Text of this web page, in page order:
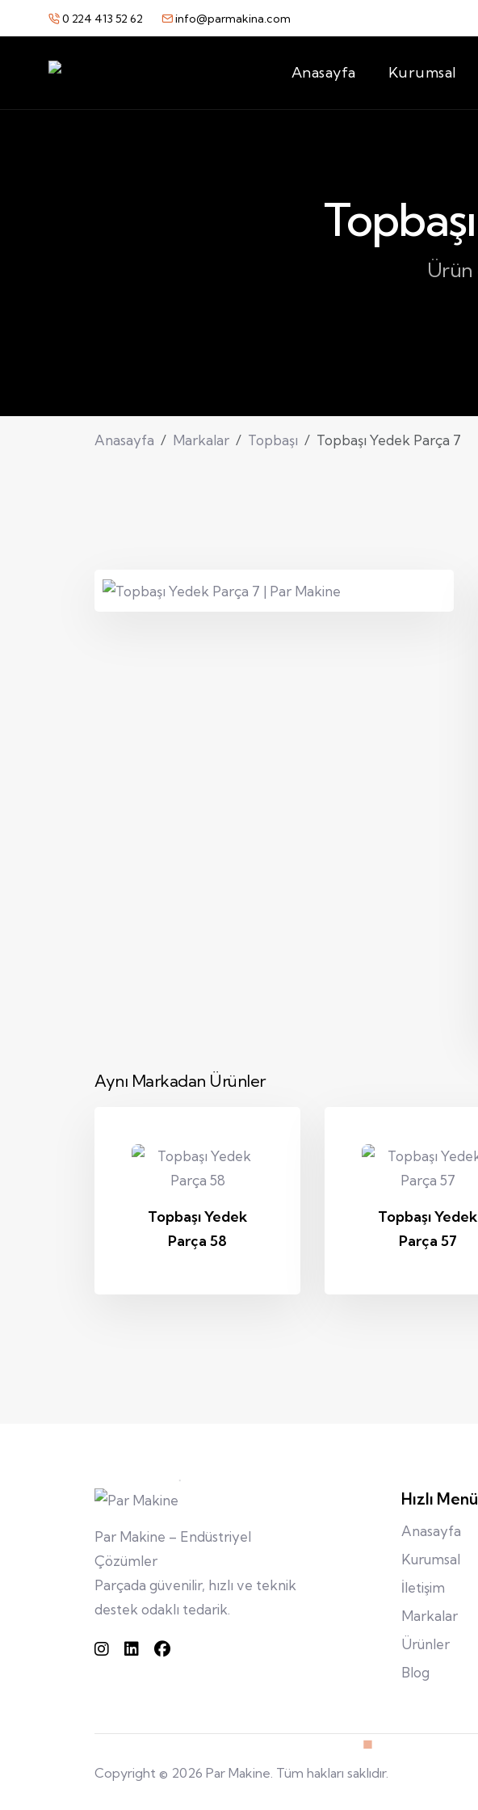
0 224 413 52 62 info@parmakina.com
Anasayfa Kurumsal
Ürün
Anasayfa Markalar Topbaşı Topbaşı Yedek Parça 7
Aynı Markadan Ürünler
Topbaşı Yedek
Parça 58
Topbaşı Yedek
Parça 57
Par Makine – Endüstriyel
Çözümler
Parçada güvenilir, hızlı ve teknik
destek odaklı tedarik.
Hızlı Menü
Anasayfa
Kurumsal
İletişim
Markalar
Ürünler
Blog
Copyright © 2026 Par Makine. Tüm hakları saklıdır.